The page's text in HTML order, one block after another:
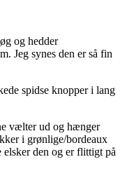
og hedder
Jeg synes den er så fin
spidse knopper i lang
vælter ud og hænger
i grønlige/bordeaux
elsker den og er flittigt på